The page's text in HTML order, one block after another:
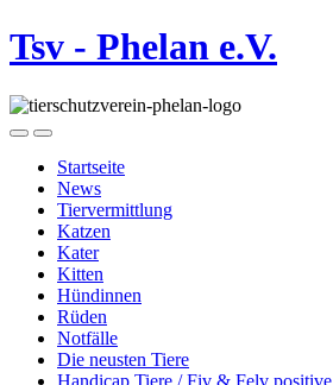
Tsv - Phelan e.V.
Startseite
News
Tiervermittlung
Katzen
Kater
Kitten
Hündinnen
Rüden
Notfälle
Die neusten Tiere
Handicap Tiere / Fiv & Felv positive